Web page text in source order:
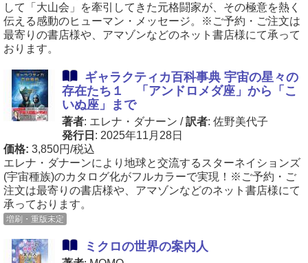
して「大山会」を牽引してきた元格闘家が、その極意を熱く
伝える感動のヒューマン・メッセージ。※ご予約・ご注文は
最寄りの書店様や、アマゾンなどのネット書店様にて承って
おります。
ギャラクティカ百科事典 宇宙の星々の
存在たち１ 「アンドロメダ座」から「こ
いぬ座」まで
著者: エレナ・ダナーン /訳者: 佐野美代子
発行日 : 2025年11月28日
価格: 3,850円/税込
エレナ・ダナーンにより地球と交流するスターネイションズ
(宇宙種族)のカタログ化がフルカラーで実現！※ご予約・ご
注文は最寄りの書店様や、アマゾンなどのネット書店様にて
承っております。
増刷・重版未定
ミクロの世界の案内人